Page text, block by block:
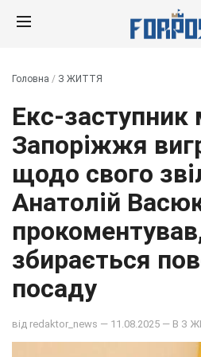
Головна / З ЖИТТЯ
Екс-заступник
Запоріжжя
щодо свого
Анатолій
збирається
посаду
від redaktor_news — 11.08.2025 — В З